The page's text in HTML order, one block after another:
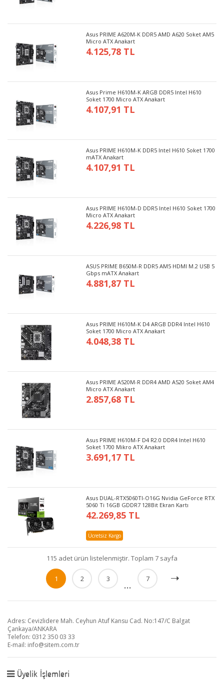
Asus PRIME A620M-K DDR5 AMD A620 Soket AM5
Micro ATX Anakart
4.125,78 TL
Asus Prime H610M-K ARGB DDR5 Intel H610
Soket 1700 Micro ATX Anakart
4.107,91 TL
Asus PRIME H610M-K DDR5 Intel H610 Soket 1700
mATX Anakart
4.107,91 TL
Asus PRIME H610M-D DDR5 Intel H610 Soket 1700
Micro ATX Anakart
4.226,98 TL
ASUS PRIME B650M-R DDR5 AM5 HDMI M.2 USB 5
Gbps mATX Anakart
4.881,87 TL
Asus PRIME H610M-K D4 ARGB DDR4 Intel H610
Soket 1700 Micro ATX Anakart
4.048,38 TL
Asus PRIME A520M-R DDR4 AMD A520 Soket AM4
Micro ATX Anakart
2.857,68 TL
Asus PRIME H610M-F D4 R2.0 DDR4 Intel H610
Soket 1700 Mikro ATX Anakart
3.691,17 TL
Asus DUAL-RTX5060TI-O16G Nvidia GeForce RTX
5060 Ti 16GB GDDR7 128Bit Ekran Kartı
42.269,85 TL
Ücretsiz Kargo
115 adet ürün listelenmiştir. Toplam 7 sayfa
1 2 3 ... 7
Adres: Cevizlidere Mah. Ceyhun Atuf Kansu Cad. No:147/C Balgat
Çankaya/ANKARA
Telefon: 0312 350 03 33
E-mail: info@sitem.com.tr
Üyelik İşlemleri